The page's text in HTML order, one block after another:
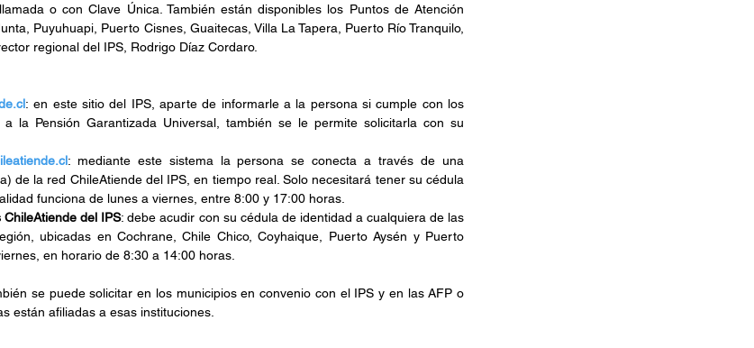
o con Clave Única. También están disponibles los Puntos de Atención
Puyuhuapi, Puerto Cisnes, Guaitecas, Villa La Tapera, Puerto Río Tranquilo,
regional del IPS, Rodrigo Díaz Cordaro.
: en este sitio del IPS, aparte de informarle a la persona si cumple con los
la Pensión Garantizada Universal, también se le permite solicitarla con su
: mediante este sistema la persona se conecta a través de una
de la red ChileAtiende del IPS, en tiempo real. Solo necesitará tener su cédula
funciona de lunes a viernes, entre 8:00 y 17:00 horas.
del IPS: debe acudir con su cédula de identidad a cualquiera de las
ubicadas en Cochrane, Chile Chico, Coyhaique, Puerto Aysén y Puerto
en horario de 8:30 a 14:00 horas.
se puede solicitar en los municipios en convenio con el IPS y en las AFP o
están afiliadas a esas instituciones.